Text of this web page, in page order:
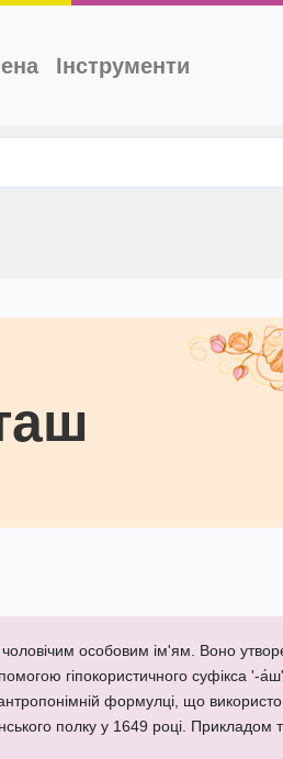
Інструменти
особовим ім'ям. Воно
гіпокористичного суфікса '-
формулці, що
полку у 1649 році. Прикладом